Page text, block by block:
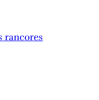
rancores